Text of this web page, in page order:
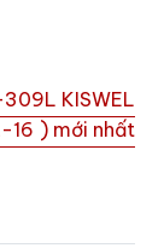
KISWEL
16 ) mới nhất